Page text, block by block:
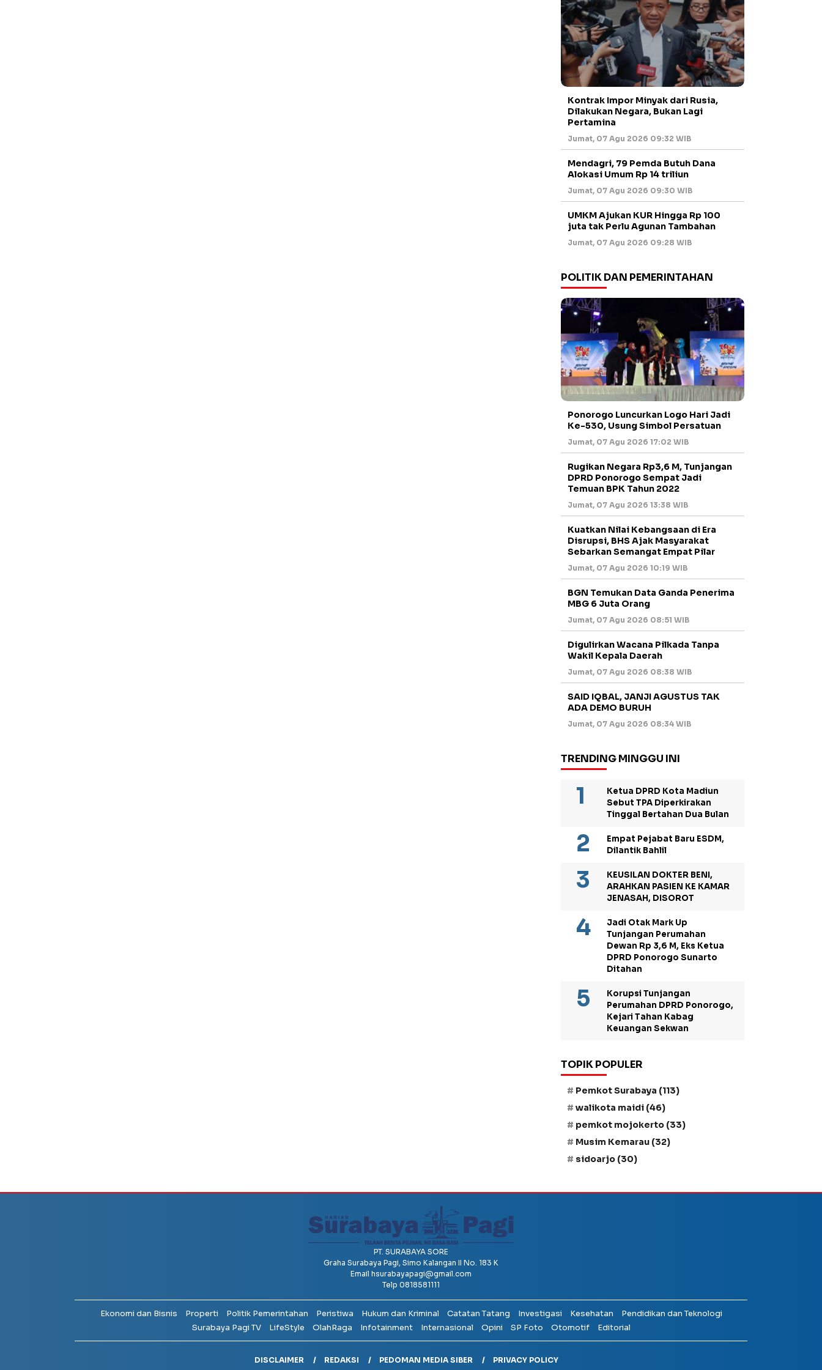
Kontrak Impor Minyak dari Rusia,
Dilakukan Negara, Bukan Lagi
Pertamina
Jumat, 07 Agu 2026 09:32 WIB
Mendagri, 79 Pemda Butuh Dana
Alokasi Umum Rp 14 triliun
Jumat, 07 Agu 2026 09:30 WIB
UMKM Ajukan KUR Hingga Rp 100
juta tak Perlu Agunan Tambahan
Jumat, 07 Agu 2026 09:28 WIB
POLITIK DAN PEMERINTAHAN
Ponorogo Luncurkan Logo Hari Jadi
Ke-530, Usung Simbol Persatuan
Jumat, 07 Agu 2026 17:02 WIB
Rugikan Negara Rp3,6 M, Tunjangan
DPRD Ponorogo Sempat Jadi
Temuan BPK Tahun 2022
Jumat, 07 Agu 2026 13:38 WIB
Kuatkan Nilai Kebangsaan di Era
Disrupsi, BHS Ajak Masyarakat
Sebarkan Semangat Empat Pilar
Jumat, 07 Agu 2026 10:19 WIB
BGN Temukan Data Ganda Penerima
MBG 6 Juta Orang
Jumat, 07 Agu 2026 08:51 WIB
Digulirkan Wacana Pilkada Tanpa
Wakil Kepala Daerah
Jumat, 07 Agu 2026 08:38 WIB
SAID IQBAL, JANJI AGUSTUS TAK
ADA DEMO BURUH
Jumat, 07 Agu 2026 08:34 WIB
TRENDING MINGGU INI
Ketua DPRD Kota Madiun
Sebut TPA Diperkirakan
Tinggal Bertahan Dua Bulan
Empat Pejabat Baru ESDM,
Dilantik Bahlil
KEUSILAN DOKTER BENI,
ARAHKAN PASIEN KE KAMAR
JENASAH, DISOROT
Jadi Otak Mark Up
Tunjangan Perumahan
Dewan Rp 3,6 M, Eks Ketua
DPRD Ponorogo Sunarto
Ditahan
Korupsi Tunjangan
Perumahan DPRD Ponorogo,
Kejari Tahan Kabag
Keuangan Sekwan
TOPIK POPULER
Pemkot Surabaya (113)
walikota maidi (46)
pemkot mojokerto (33)
Musim Kemarau (32)
sidoarjo (30)
PT. SURABAYA SORE
Graha Surabaya Pagi, Simo Kalangan II No. 183 K
Email hsurabayapagi@gmail.com
Telp 0818581111
Ekonomi dan Bisnis Properti Politik Pemerintahan Peristiwa Hukum dan Kriminal Catatan Tatang Investigasi Kesehatan
Pendidikan dan Teknologi
Surabaya Pagi TV
LifeStyle OlahRaga Infotainment Internasional Opini SP Foto Otomotif Editorial
DISCLAIMER REDAKSI PEDOMAN MEDIA SIBER PRIVACY POLICY